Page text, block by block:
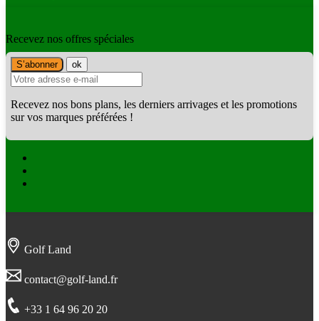
Recevez nos offres spéciales
Recevez nos bons plans, les derniers arrivages et les promotions
sur vos marques préférées !
Golf Land
contact@golf-land.fr
+33 1 64 96 20 20